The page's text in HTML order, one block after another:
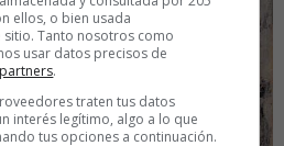
ellos, o bien usada
Tanto nosotros como
usar datos precisos de
.
traten tus datos
interés legítimo, algo a lo que
tus opciones a continuación.